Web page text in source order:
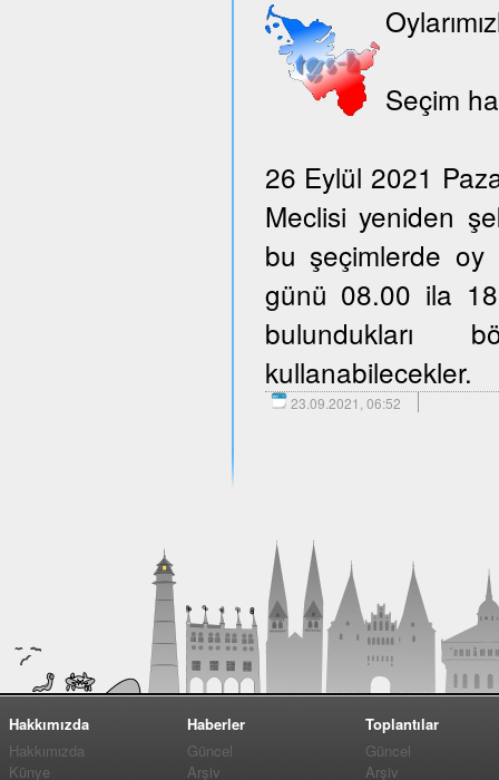
Seçim
26 Eylül 2021
Meclisi yeniden
bu şeçimlerde oy
günü 08.00 ila
bulundukları
kullanabilecekler.
23.09.2021, 06:52
Hakkımızda
Hakkımızda
Künye
Haberler
Güncel
Arşiv
Toplantılar
Güncel
Arşiv